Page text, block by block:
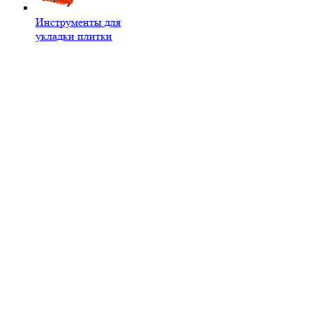
Инструменты для
укладки плитки